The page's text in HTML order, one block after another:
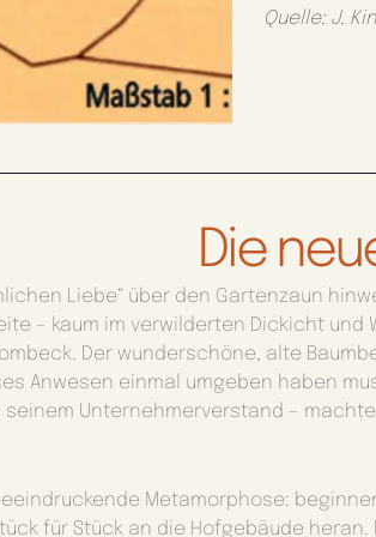
Quelle: J.
Die
Liebe“ über den Gartenzaun
– kaum im verwilderten Dickicht und
Der wunderschöne, alte
Anwesen einmal umgeben haben
Unternehmerverstand –
Metamorphose:
für Stück an die Hofgebäude